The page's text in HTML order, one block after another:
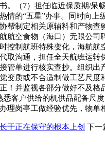
。（7）担任临近保质期/呆
情的“五星”办事。同时向
帮制定相关原辅料和产物
航空食物（海口）无限公
控制航班特殊变化，海航
取沟通，担任全天航班运
管单进行核实查抄。组织
变质或不合适制做工艺尺
！并监视各部分做好不及
悉客户供给的机供品配备尺
理岗亭工做经验优先，物单
于正在保守的根本上创 下一